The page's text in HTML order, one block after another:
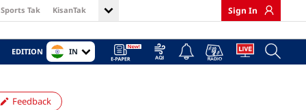
Sports Tak KisanTak Sign In
EDITION IN
Feedback